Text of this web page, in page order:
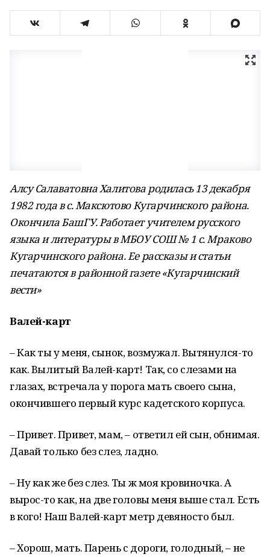
Алсу Салаватовна Халитова родилась 13 декабря
1982 года в с. Максютово Кугарчинского района.
Окончила БашГУ. Работает учителем русского
языка и литературы в МБОУ СОШ № 1 с. Мраково
Кугарчинского района. Ее рассказы и статьи
печатаются в районной газете «Кугарчинский
вести»
Валей-карт
– Как ты у меня, сынок, возмужал. Вытянулся-то
как. Вылитый Валей-карт! Так, со слезами на
глазах, встречала у порога мать своего сына,
окончившего первый курс кадетского корпуса.
– Привет. Привет, мам, – ответил ей сын, обнимая.
Давай только без слез, ладно.
– Ну как же без слез. Ты ж моя кровиночка. А
вырос-то как, на две головы меня выше стал. Есть
в кого! Наш Валей-карт метр девяносто был.
– Хорош, мать. Парень с дороги, голодный, – не